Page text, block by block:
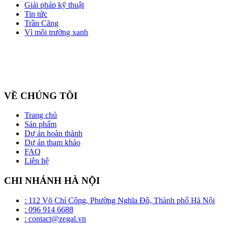
Giải pháp kỹ thuật
Tin tức
Trần Căng
Vì môi trường xanh
VỀ CHÚNG TÔI
Trang chủ
Sản phẩm
Dự án hoàn thành
Dự án tham khảo
FAQ
Liên hệ
CHI NHÁNH HÀ NỘI
: 112 Võ Chí Công, Phường Nghĩa Đô, Thành phố Hà Nội
: 096 914 6688
: contact@zegal.vn